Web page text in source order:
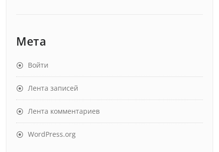
Мета
Войти
Лента записей
Лента комментариев
WordPress.org